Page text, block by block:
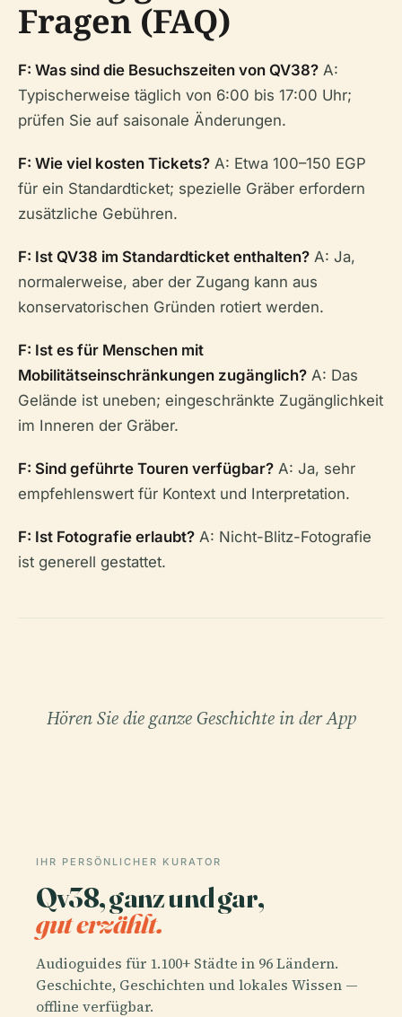
Fragen (FAQ)
F: Was sind die Besuchszeiten von QV38? A:
Typischerweise täglich von 6:00 bis 17:00 Uhr;
prüfen Sie auf saisonale Änderungen.
F: Wie viel kosten Tickets? A: Etwa 100–150 EGP
für ein Standardticket; spezielle Gräber erfordern
zusätzliche Gebühren.
F: Ist QV38 im Standardticket enthalten? A: Ja,
normalerweise, aber der Zugang kann aus
konservatorischen Gründen rotiert werden.
F: Ist es für Menschen mit
Mobilitätseinschränkungen zugänglich? A: Das
Gelände ist uneben; eingeschränkte Zugänglichkeit
im Inneren der Gräber.
F: Sind geführte Touren verfügbar? A: Ja, sehr
empfehlenswert für Kontext und Interpretation.
F: Ist Fotografie erlaubt? A: Nicht-Blitz-Fotografie
ist generell gestattet.
Hören Sie die ganze Geschichte in der App
IHR PERSÖNLICHER KURATOR
Qv38, ganz und gar,
gut erzählt.
Audioguides für 1.100+ Städte in 96 Ländern.
Geschichte, Geschichten und lokales Wissen —
offline verfügbar.